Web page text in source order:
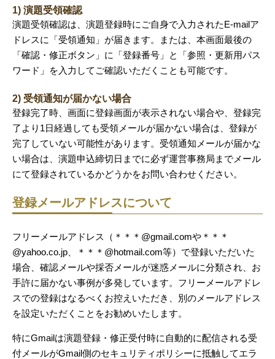
1) 演題受領確認
演題受領確認は、演題登録時にご自身で入力されたE-mailア
ドレスに「受領通知」が届きます。または、本画面最後の
「確認・修正ボタン」に「登録番号」と「参照・更新用パス
ワード」を入力してご確認いただくことも可能です。
2) 受領通知が届かない場合
登録完了時、画面に登録画面が表示されない場合や、登録完
了より1日経過しても受領メールが届かない場合は、登録が
完了していない可能性があります。受領通知メールが届かな
い場合は、演題申込締切日までに必ず運営事務局までメール
にて登録されているかどうかをお問い合わせください。
登録メールアドレスについて
フリーメールアドレス（＊＊＊@gmail.comや＊＊＊
@yahoo.co.jp、＊＊＊@hotmail.com等）で登録いただいた
場合、確認メールや採否メールが迷惑メールに分類され、お
手許に届かない事例が多発しています。フリーメールアドレ
スでの登録はなるべくお控えいただき、別のメールアドレス
を設定いただくことをお勧めいたします。
特にGmailは演題登録・修正受付時に自動的に配信される受
付メールがGmail側のセキュリティポリシーに抵触してエラ